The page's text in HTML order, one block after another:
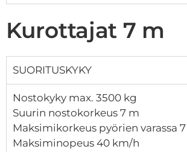
Kurottajat 7 m
SUORITUSKYKY
Nostokyky max. 3500 kg
Suurin nostokorkeus 7 m
Maksimikorkeus pyörien varassa
Maksiminopeus 40 km/h